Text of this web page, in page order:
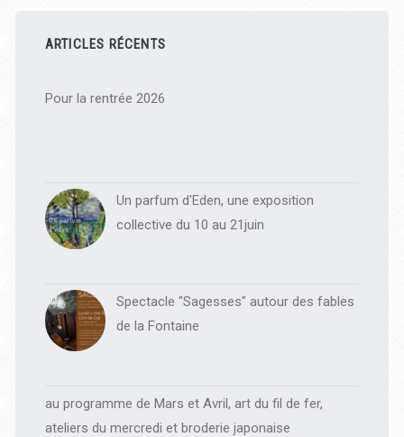
latérale
principale
ARTICLES RÉCENTS
Pour la rentrée 2026
Un parfum d'Eden, une exposition
collective du 10 au 21juin
Spectacle "Sagesses" autour des fables
de la Fontaine
au programme de Mars et Avril, art du fil de fer,
ateliers du mercredi et broderie japonaise